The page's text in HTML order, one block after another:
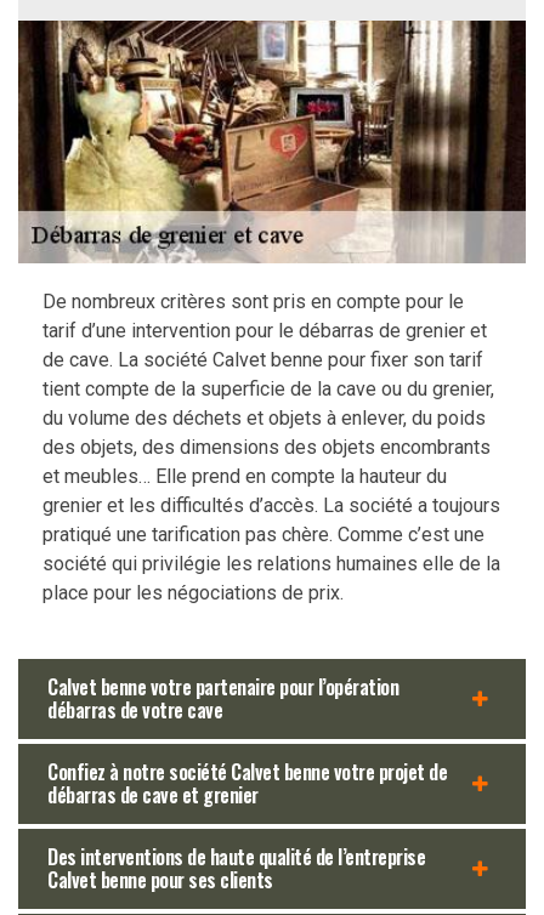
De nombreux critères sont pris en compte pour le
tarif d’une intervention pour le débarras de grenier et
de cave. La société Calvet benne pour fixer son tarif
tient compte de la superficie de la cave ou du grenier,
du volume des déchets et objets à enlever, du poids
des objets, des dimensions des objets encombrants
et meubles… Elle prend en compte la hauteur du
grenier et les difficultés d’accès. La société a toujours
pratiqué une tarification pas chère. Comme c’est une
société qui privilégie les relations humaines elle de la
place pour les négociations de prix.
Calvet benne votre partenaire pour l’opération
débarras de votre cave
Confiez à notre société Calvet benne votre projet de
débarras de cave et grenier
Des interventions de haute qualité de l’entreprise
Calvet benne pour ses clients